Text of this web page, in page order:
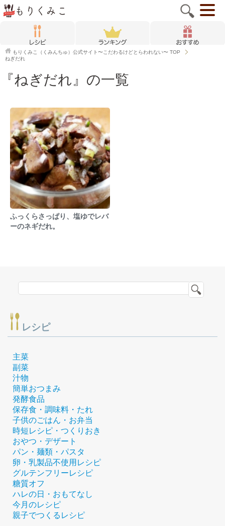
もりくみこ（くみんちゅ）公式サイト〜こだわるけどとらわれない〜 TOP
ねぎだれ
『ねぎだれ』の一覧
ふっくらさっぱり、塩ゆでレバ
ーのネギだれ。
レシピ
主菜
副菜
汁物
簡単おつまみ
発酵食品
保存食・調味料・たれ
子供のごはん・お弁当
時短レシピ・つくりおき
おやつ・デザート
パン・麺類・パスタ
卵・乳製品不使用レシピ
グルテンフリーレシピ
糖質オフ
ハレの日・おもてなし
今月のレシピ
親子でつくるレシピ